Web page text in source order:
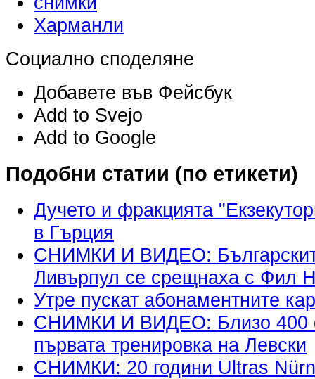
Харманли
Социално споделяне
Добавете във Фейсбук
Add to Svejo
Add to Google
Подобни статии (по етикети)
Дучето и фракцията
в Гърция
СНИМКИ И ВИДЕО:
Ливърпул се срещнаха с Фил
Утре пускат абонаментните
СНИМКИ И ВИДЕО: Близо 400
първата тренировка на Левски
СНИМКИ: 20 години Ultras